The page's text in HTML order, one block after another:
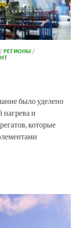
/РЕГИОНЫ /
было уделено
нагрева и
которые